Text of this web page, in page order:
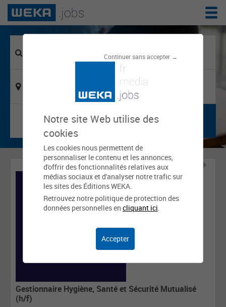
Continuer sans accepter →
Notre site Web utilise des
cookies
Les cookies nous permettent de
personnaliser le contenu et les annonces,
d'offrir des fonctionnalités relatives aux
médias sociaux et d'analyser notre trafic sur
les sites des Éditions WEKA.
Retrouvez notre politique de protection des
données personnelles en cliquant ici.
Accepter
Gestionnaire Hygiène, Santé et Sécurité Mutualisé
(h/f)